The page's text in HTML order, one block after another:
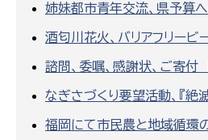
姉妹都市青年交流、県予算
酒匂川花火、バリアフリー
諮問、委嘱、感謝状、ご寄付
なぎさづくり要望活動、『
福岡にて市民農と地域循環